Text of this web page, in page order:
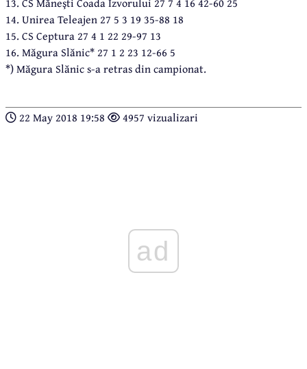
14. Unirea Teleajen 27 5 3 19 35-88 18
15. CS Ceptura 27 4 1 22 29-97 13
16. Măgura Slănic* 27 1 2 23 12-66 5
*) Măgura Slănic s-a retras din campionat.
22 May 2018 19:58 4957 vizualizari
ad